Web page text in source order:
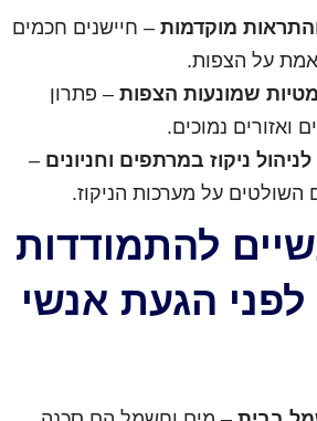
מוקדמות – חיישנים חכמים
אמת על הצפות.
שמונעות הצפות – פתרון
ואזורים נמוכים.
ניקוז במרתפים וחניונים –
השולטים על מערכות הניקוז.
להתמודדות
הגעת אנשי